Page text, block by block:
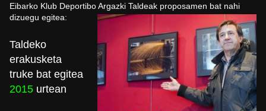
Eibarko Klub Deportibo Argazki Taldeak proposamen bat nahi
dizuegu egitea:
Taldeko
erakusketa
truke bat egitea
2015 urtean